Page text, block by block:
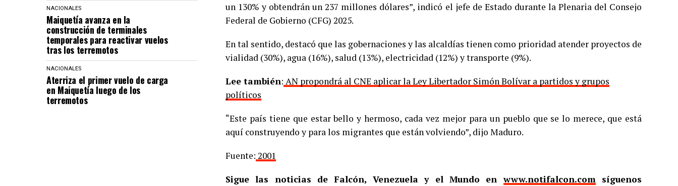
NACIONALES
Maiquetía avanza en la
construcción de terminales
temporales para reactivar vuelos
tras los terremotos
NACIONALES
Aterriza el primer vuelo de carga
en Maiquetía luego de los
terremotos
un 130% y obtendrán un 237 millones dólares”, indicó el jefe de Estado durante la Plenaria del Consejo
Federal de Gobierno (CFG) 2025.
En tal sentido, destacó que las gobernaciones y las alcaldías tienen como prioridad atender proyectos de
vialidad (30%), agua (16%), salud (13%), electricidad (12%) y transporte (9%).
Lee también: AN propondrá al CNE aplicar la Ley Libertador Simón Bolívar a partidos y grupos
políticos
“Este país tiene que estar bello y hermoso, cada vez mejor para un pueblo que se lo merece, que está
aquí construyendo y para los migrantes que están volviendo”, dijo Maduro.
Fuente: 2001
Sigue las noticias de Falcón, Venezuela y el Mundo enwww.notifalcon.comsíguenos